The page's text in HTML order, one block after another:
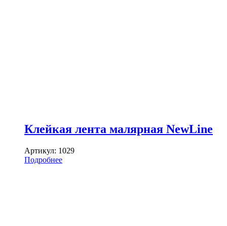
Клейкая лента малярная NewLine
Артикул: 1029
Подробнее